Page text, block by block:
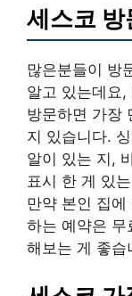
세스코 방
많은분들이 방
알고 있는데요
방문하면 가장
지 있습니다.
알이 있는 지,
표시 한 게 있
만약 본인 집
하는 예약은 무
해보는 게 좋습